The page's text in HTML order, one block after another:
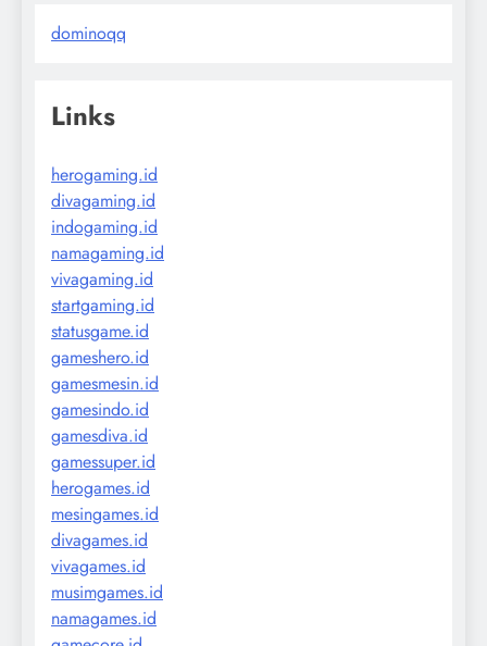
dominoqq
Links
herogaming.id
divagaming.id
indogaming.id
namagaming.id
vivagaming.id
startgaming.id
statusgame.id
gameshero.id
gamesmesin.id
gamesindo.id
gamesdiva.id
gamessuper.id
herogames.id
mesingames.id
divagames.id
vivagames.id
musimgames.id
namagames.id